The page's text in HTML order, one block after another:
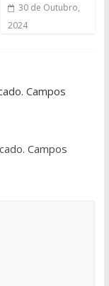
30 de Outubro,
2024
Campos
Campos